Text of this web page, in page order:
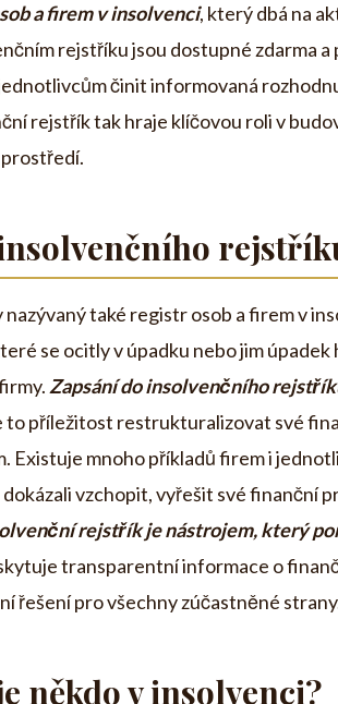
a firem v insolvenci, který dbá na
rejstříku jsou dostupné zdarma a
činit informovaná
rejstřík tak hraje klíčovou roli v
také registr osob a firem v
se ocitly v úpadku nebo jim úpadek
Zapsání do insolvenčního
to příležitost restrukturalizovat své
Existuje mnoho příkladů firem i
vzchopit, vyřešit své finanční
rejstřík je nástrojem, který
transparentní informace o
řešení pro všechny zúčastněné
někdo v insolvenci?